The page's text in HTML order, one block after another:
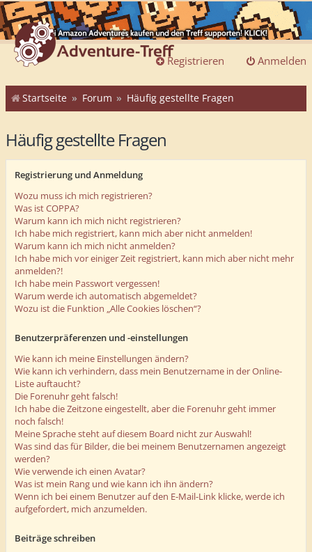
Anmelden
Registrieren
Startseite Forum Häufig gestellte Fragen
Häufig gestellte Fragen
Registrierung und Anmeldung
Wozu muss ich mich registrieren?
Was ist COPPA?
Warum kann ich mich nicht registrieren?
Ich habe mich registriert, kann mich aber nicht anmelden!
Warum kann ich mich nicht anmelden?
Ich habe mich vor einiger Zeit registriert, kann mich aber nicht mehr
anmelden?!
Ich habe mein Passwort vergessen!
Warum werde ich automatisch abgemeldet?
Wozu ist die Funktion „Alle Cookies löschen“?
Benutzerpräferenzen und -einstellungen
Wie kann ich meine Einstellungen ändern?
Wie kann ich verhindern, dass mein Benutzername in der Online-
Liste auftaucht?
Die Forenuhr geht falsch!
Ich habe die Zeitzone eingestellt, aber die Forenuhr geht immer
noch falsch!
Meine Sprache steht auf diesem Board nicht zur Auswahl!
Was sind das für Bilder, die bei meinem Benutzernamen angezeigt
werden?
Wie verwende ich einen Avatar?
Was ist mein Rang und wie kann ich ihn ändern?
Wenn ich bei einem Benutzer auf den E-Mail-Link klicke, werde ich
aufgefordert, mich anzumelden.
Beiträge schreiben